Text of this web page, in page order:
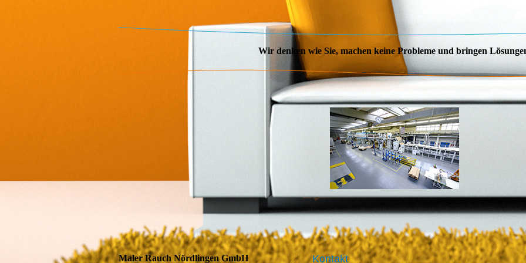
Wir denken wie Sie, machen keine Probleme und bringen
Maler Rauch Nördlingen GmbH Kontakt